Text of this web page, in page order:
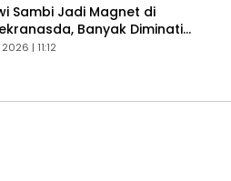
Sambi Jadi Magnet di
Banyak Diminati
| 11:12